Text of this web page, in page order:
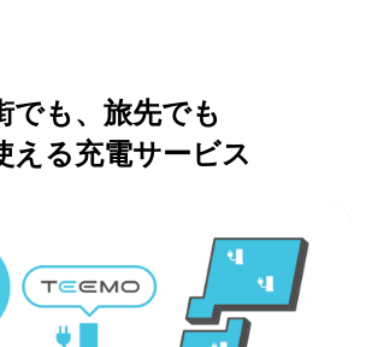
でも、旅先でも
える充電サービス